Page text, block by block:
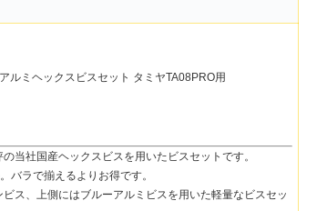
ミヘックスビスセット タミヤTA08PRO用
当社国産ヘックスビスを用いたビスセットです。
バラで揃えるよりお得です。
ス、上側にはブルーアルミビスを用いた軽量なビスセッ